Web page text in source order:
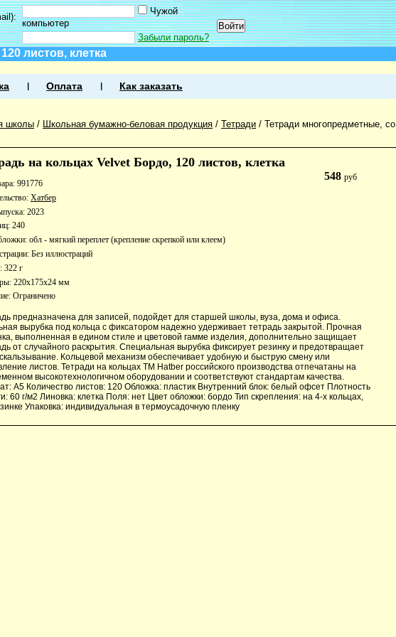
Чужой
компьютер
Забыли пароль?
листов, клетка
Оплата Как заказать
школы / Школьная бумажно-беловая продукция / Тетради / Тетради многопредметные, со
на кольцах Velvet Бордо, 120 листов, клетка
548руб
991776
Хатбер
2023
240
обл - мягкий переплет (крепление скрепкой или клеем)
Без иллюстраций
322 г
220x175x24 мм
Ограничено
предназначена для записей, подойдет для старшей школы, вуза, дома и офиса.
вырубка под кольца с фиксатором надежно удерживает тетрадь закрытой. Прочная
выполненная в едином стиле и цветовой гамме изделия, дополнительно защищает
от случайного раскрытия. Специальная вырубка фиксирует резинку и предотвращает
Кольцевой механизм обеспечивает удобную и быструю смену или
листов. Тетради на кольцах ТМ Hatber российского производства отпечатаны на
высокотехнологичном оборудовании и соответствуют стандартам качества.
А5 Количество листов: 120 Обложка: пластик Внутренний блок: белый офсет Плотность
60 г/м2 Линовка: клетка Поля: нет Цвет обложки: бордо Тип скрепления: на 4-х кольцах,
Упаковка: индивидуальная в термоусадочную пленку